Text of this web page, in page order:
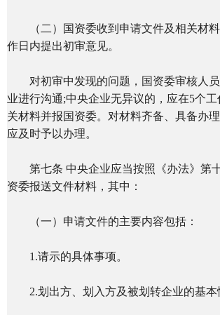
（二）国资委收到申请文件及相关材料
作日内提出初审意见。
对初审中发现的问题，国资委审核人员
业进行沟通;中央企业无异议的，应在5个
关材料并报国资委。对材料齐备、具备办
应及时予以办理。
第七条 中央企业应当按照《办法》第
资委报送文件材料，其中：
（一）申请文件的主要内容包括：
1.请示的具体事项。
2.划出方、划入方及被划转企业的基本